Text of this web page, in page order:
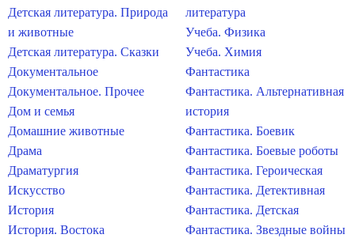
Детская литература. Природа
и животные
Детская литература. Сказки
Документальное
Документальное. Прочее
Дом и семья
Домашние животные
Драма
Драматургия
Искусство
История
История. Востока
литература
Учеба. Физика
Учеба. Химия
Фантастика
Фантастика. Альтернативная
история
Фантастика. Боевик
Фантастика. Боевые роботы
Фантастика. Героическая
Фантастика. Детективная
Фантастика. Детская
Фантастика. Звездные войны